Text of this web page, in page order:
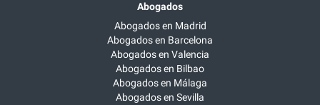
Abogados
Abogados en Madrid
Abogados en Barcelona
Abogados en Valencia
Abogados en Bilbao
Abogados en Málaga
Abogados en Sevilla